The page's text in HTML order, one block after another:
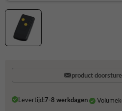
product
Levertijd:7-8 werkdagen